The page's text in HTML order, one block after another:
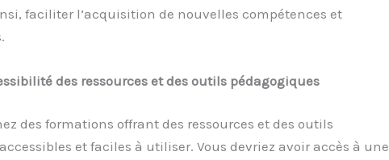
faciliter l’acquisition de nouvelles compétences et
des ressources et des outils pédagogiques
des formations offrant des ressources et des outils
et faciles à utiliser. Vous devriez avoir accès à une